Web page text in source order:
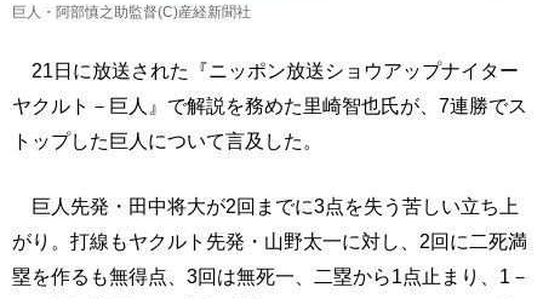
巨人・阿部慎之助監督(C)産経新聞社
21日に放送された『ニッポン放送ショウアップナイター
ヤクルト－巨人』で解説を務めた里崎智也氏が、7連勝でス
トップした巨人について言及した。
巨人先発・田中将大が2回までに3点を失う苦しい立ち上
がり。打線もヤクルト先発・山野太一に対し、2回に二死満
塁を作るも無得点、3回は無死一、二塁から1点止まり、1－